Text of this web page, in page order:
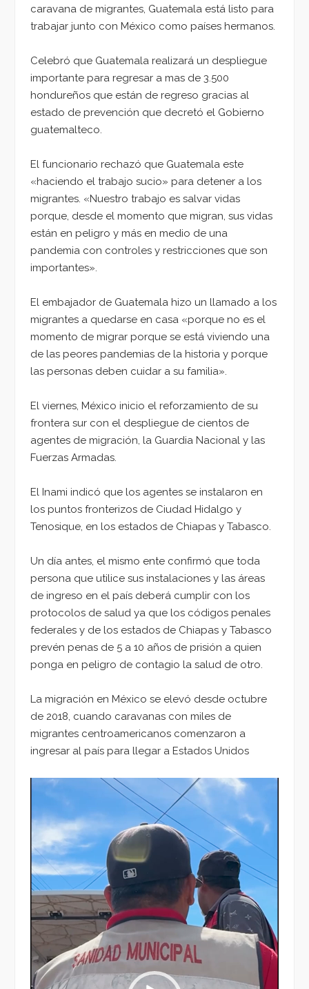
caravana de migrantes, Guatemala está listo para
trabajar junto con México como países hermanos.
Celebró que Guatemala realizará un despliegue
importante para regresar a mas de 3.500
hondureños que están de regreso gracias al
estado de prevención que decretó el Gobierno
guatemalteco.
El funcionario rechazó que Guatemala este
«haciendo el trabajo sucio» para detener a los
migrantes. «Nuestro trabajo es salvar vidas
porque, desde el momento que migran, sus vidas
están en peligro y más en medio de una
pandemia con controles y restricciones que son
importantes».
El embajador de Guatemala hizo un llamado a los
migrantes a quedarse en casa «porque no es el
momento de migrar porque se está viviendo una
de las peores pandemias de la historia y porque
las personas deben cuidar a su familia».
El viernes, México inicio el reforzamiento de su
frontera sur con el despliegue de cientos de
agentes de migración, la Guardia Nacional y las
Fuerzas Armadas.
El Inami indicó que los agentes se instalaron en
los puntos fronterizos de Ciudad Hidalgo y
Tenosique, en los estados de Chiapas y Tabasco.
Un día antes, el mismo ente confirmó que toda
persona que utilice sus instalaciones y las áreas
de ingreso en el país deberá cumplir con los
protocolos de salud ya que los códigos penales
federales y de los estados de Chiapas y Tabasco
prevén penas de 5 a 10 años de prisión a quien
ponga en peligro de contagio la salud de otro.
La migración en México se elevó desde octubre
de 2018, cuando caravanas con miles de
migrantes centroamericanos comenzaron a
ingresar al país para llegar a Estados Unidos
Reproductor
vídeo